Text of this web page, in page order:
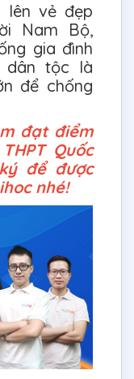
lên vẻ đẹp
Nam Bộ,
gia đình
dân tộc là
để chống
đạt điểm
Quốc
để được
nhé!